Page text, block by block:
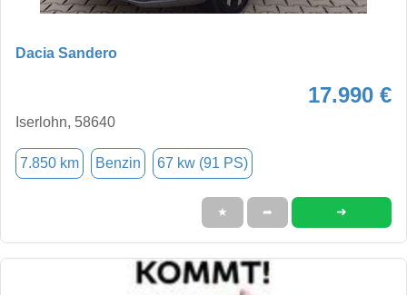
Dacia Sandero
17.990 €
Iserlohn, 58640
7.850 km Benzin 67 kw (91 PS)
★ ➦ ➜